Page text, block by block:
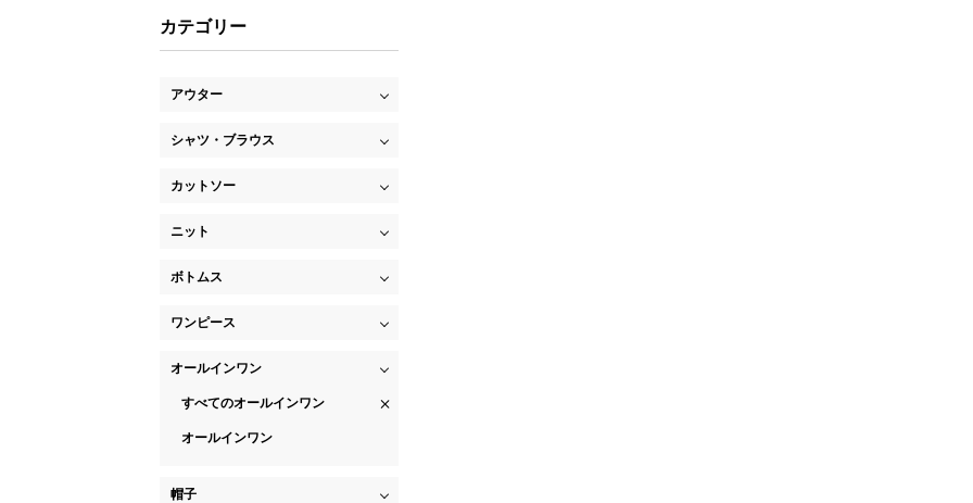
カテゴリー
アウター
シャツ・ブラウス
カットソー
ニット
ボトムス
ワンピース
オールインワン
すべてのオールインワン
オールインワン
帽子